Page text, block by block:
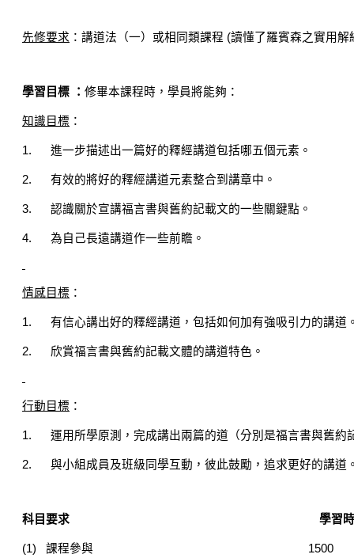
先修要求 ：講道法（一）或相同類課程 (讀懂了羅賓森之實用解
學習目標 ： 修畢本課程時，學員將能夠：
知識目標 ：
1. 進一步描述出一篇好的釋經講道包括哪五個元素。
2. 有效的將好的釋經講道元素整合到講章中。
3. 認識關於宣講福言書與舊約記載文的一些關鍵點。
4. 為自己長遠講道作一些前瞻 。
情感目標 ：
1. 有信心講出好的釋經講道，包括如何加有強吸引力的講道
2. 欣賞福言書與舊約記載文體的講道特色。
行動目標 ：
1. 運用所學原測，完成講出兩篇的道（分別是福言書與舊約
2. 與小組成員及班級同學互動，彼此鼓勵，追求更好的講道
科目要求 學習
(1) 課程參與 1500